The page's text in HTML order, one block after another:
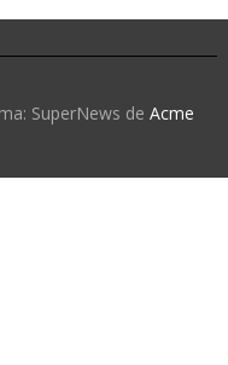
SuperNews de Acme